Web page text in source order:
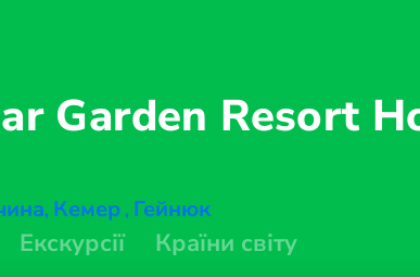
Garden Resort
, Кемер , Гейнюк
Екскурсії Країни світу